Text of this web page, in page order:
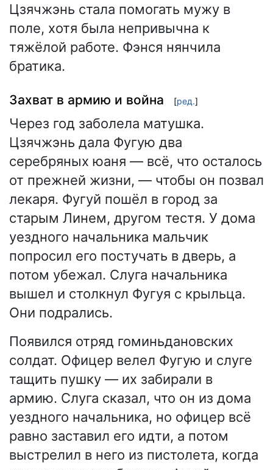
Цзячжэнь стала помогать мужу в
поле, хотя была непривычна к
тяжёлой работе. Фэнся нянчила
братика.
Захват в армию и война [ред.]
Через год заболела матушка.
Цзячжэнь дала Фугую два
серебряных юаня — всё, что осталось
от прежней жизни, — чтобы он позвал
лекаря. Фугуй пошёл в город за
старым Линем, другом тестя. У дома
уездного начальника мальчик
попросил его постучать в дверь, а
потом убежал. Слуга начальника
вышел и столкнул Фугуя с крыльца.
Они подрались.
Появился отряд гоминьдановских
солдат. Офицер велел Фугую и слуге
тащить пушку — их забирали в
армию. Слуга сказал, что он из дома
уездного начальника, но офицер всё
равно заставил его идти, а потом
выстрелил в него из пистолета, когда